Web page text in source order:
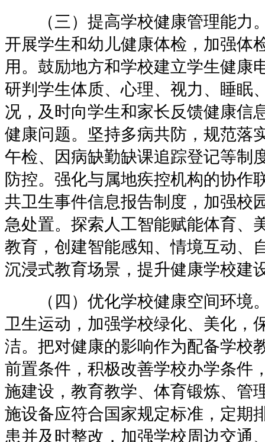
（三）提高学校健康管理能力
开展学生和幼儿健康体检，加强体
用。鼓励地方和学校建立学生健康
研判学生体质、心理、视力、睡眠
况，及时向学生和家长反馈健康信
健康问题。坚持多病共防，规范落
午检、因病缺勤缺课追踪登记等制
防控。强化与属地疾控机构的协作
共卫生事件信息报告制度，加强校
急处置。探索人工智能赋能体育、
教育，创建智能感知、情境互动、
沉浸式教育场景，提升健康学校建
（四）优化学校健康空间环境
卫生运动，加强学校绿化、美化，
洁。把对健康的影响作为配备学校
前置条件，积极改善学校办学条件
施建设，教育教学、体育锻炼、管
施设备应符合国家规定标准，定期
患并及时整改，加强学校周边交通